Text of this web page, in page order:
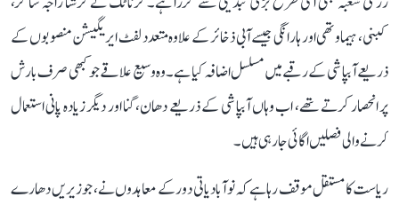
کبنی، ہیماوتھی اور ہارانگی جیسے آبی ذخائر کے علاوہ متعدد لفٹ ایریگیشن منصوبوں کے
ذریعے آبپاشی کے رقبے میں مسلسل اضافہ کیا ہے۔ وہ وسیع علاقے جو کبھی صرف بارش
پر انحصار کرتے تھے، اب وہاں آبپاشی کے ذریعے دھان، گنا اور دیگر زیادہ پانی استعمال
کرنے والی فصلیں اگائی جا رہی ہیں۔
ریاست کا مستقل موقف رہا ہے کہ نوآبادیاتی دور کے معاہدوں نے، جو زیریں دھارے